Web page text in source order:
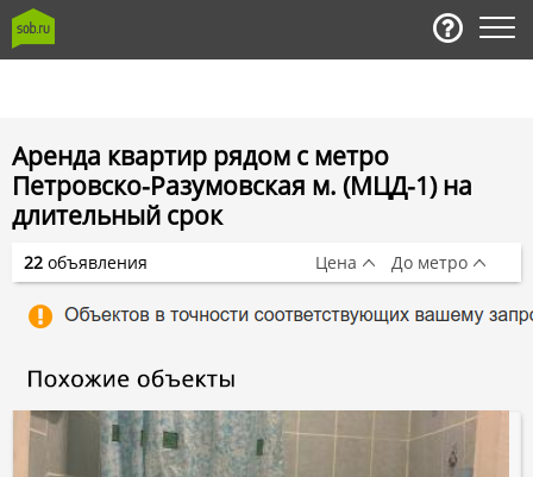
Аренда квартир рядом с метро
Петровско-Разумовская м. (МЦД-1) на
длительный срок
22 объявления Цена До метро